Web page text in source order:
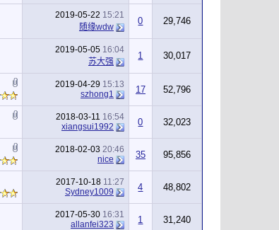
2019-05-22 15:21
随缘wdw
0 29,746
2019-05-05 16:04
苏大强
1 30,017
2019-04-29 15:13
szhong1
17 52,796
2018-03-11 16:54
xiangsui1992
0 32,023
2018-02-03 20:46
nice
35 95,856
2017-10-18 11:27
Sydney1009
4 48,802
2017-05-30 16:31
allanfei323
1 31,240